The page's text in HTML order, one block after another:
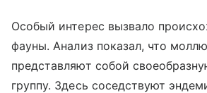
Особый интерес вызвало
фауны. Анализ показал, что
представляют собой
группу. Здесь соседствуют